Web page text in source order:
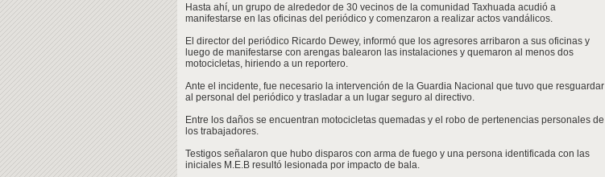
Hasta ahí, un grupo de alrededor de 30 vecinos de la comunidad Taxhuada acudió a
manifestarse en las oficinas del periódico y comenzaron a realizar actos vandálicos.
El director del periódico Ricardo Dewey, informó que los agresores arribaron a sus oficinas y
luego de manifestarse con arengas balearon las instalaciones y quemaron al menos dos
motocicletas, hiriendo a un reportero.
Ante el incidente, fue necesario la intervención de la Guardia Nacional que tuvo que resguardar
al personal del periódico y trasladar a un lugar seguro al directivo.
Entre los daños se encuentran motocicletas quemadas y el robo de pertenencias personales de
los trabajadores.
Testigos señalaron que hubo disparos con arma de fuego y una persona identificada con las
iniciales M.E.B resultó lesionada por impacto de bala.